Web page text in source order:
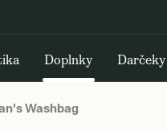
Doplnky Darčeky
Washbag